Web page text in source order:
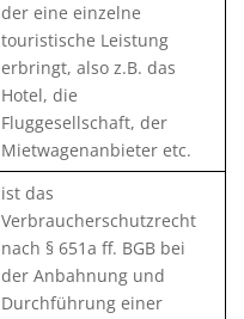
der eine einzelne
touristische Leistung
erbringt, also z.B. das
Hotel, die
Fluggesellschaft, der
Mietwagenanbieter etc.
ist das
Verbraucherschutzrecht
nach § 651a ff. BGB bei
der Anbahnung und
Durchführung einer